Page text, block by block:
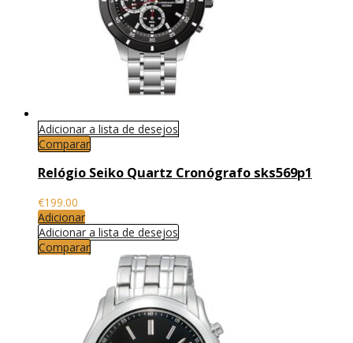
Adicionar a lista de desejos
Comparar
Relógio Seiko Quartz Cronógrafo sks569p1
€199.00
Adicionar
Adicionar a lista de desejos
Comparar